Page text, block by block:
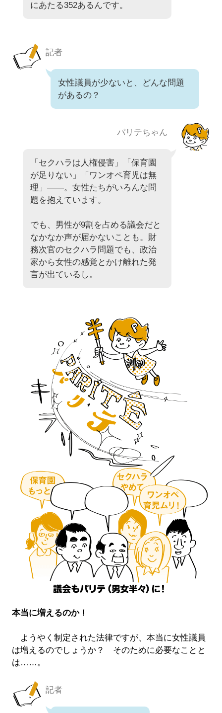
にあたる352あるんです。
記者
女性議員が少ないと、どんな問題
があるの？
パリテちゃん
「セクハラは人権侵害」「保育園
が足りない」「ワンオペ育児は無
理」――。女性たちがいろんな問
題を抱えています。
でも、男性が9割を占める議会だと
なかなか声が届かないことも。財
務次官のセクハラ問題でも、政治
家から女性の感覚とかけ離れた発
言が出ているし。
本当に増えるのか！
ようやく制定された法律ですが、本当に女性議員
は増えるのでしょうか？ そのために必要なことと
は……。
記者